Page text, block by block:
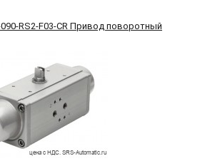
RS2-F03-CR Привод поворотный